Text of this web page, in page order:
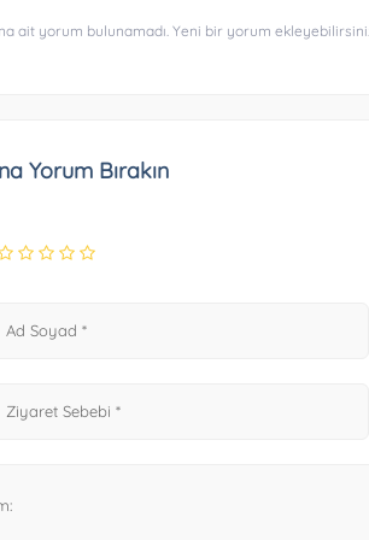
ait yorum bulunamadı. Yeni bir yorum
Yorum Bırakın